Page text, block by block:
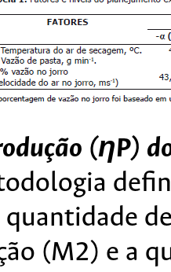
(ηP)
(M2) e a